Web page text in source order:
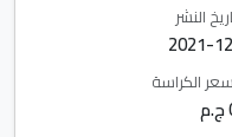
النشر
2021-
سعر الكراسة